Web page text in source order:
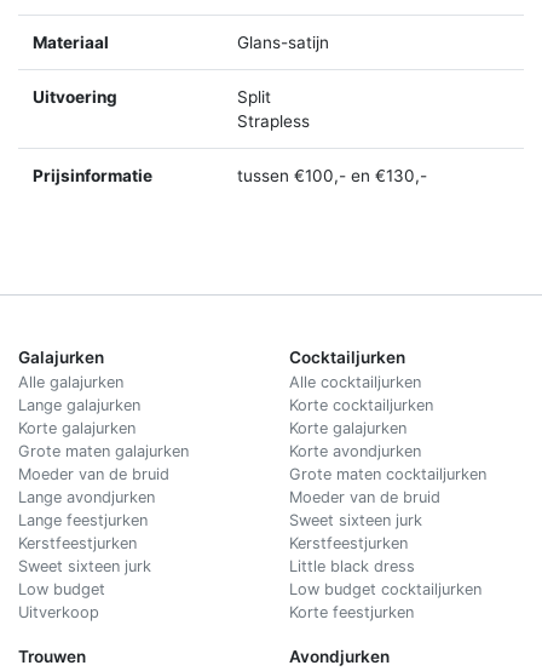
Materiaal Glans-satijn
Uitvoering
Split
Strapless
Prijsinformatie tussen €100,- en €130,-
Galajurken
Alle galajurken
Lange galajurken
Korte galajurken
Grote maten galajurken
Moeder van de bruid
Lange avondjurken
Lange feestjurken
Kerstfeestjurken
Sweet sixteen jurk
Low budget
Uitverkoop
Trouwen
Cocktailjurken
Alle cocktailjurken
Korte cocktailjurken
Korte galajurken
Korte avondjurken
Grote maten cocktailjurken
Moeder van de bruid
Sweet sixteen jurk
Kerstfeestjurken
Little black dress
Low budget cocktailjurken
Korte feestjurken
Avondjurken